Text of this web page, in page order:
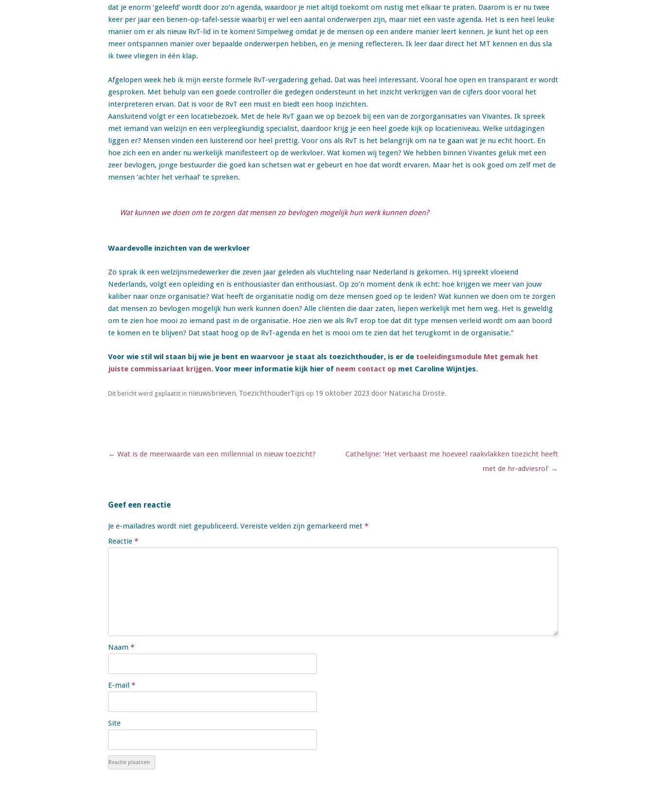
dat je enorm ‘geleefd’ wordt door zo’n agenda, waardoor je niet altijd toekomt om rustig met elkaar te praten. Daarom is er nu twee
keer per jaar een benen-op-tafel-sessie waarbij er wel een aantal onderwerpen zijn, maar niet een vaste agenda. Het is een heel leuke
manier om er als nieuw RvT-lid in te komen! Simpelweg omdat je de mensen op een andere manier leert kennen. Je kunt het op een
meer ontspannen manier over bepaalde onderwerpen hebben, en je mening reflecteren. Ik leer daar direct het MT kennen en dus sla
ik twee vliegen in één klap.
Afgelopen week heb ik mijn eerste formele RvT-vergadering gehad. Dat was heel interessant. Vooral hoe open en transparant er wordt
gesproken. Met behulp van een goede controller die gedegen ondersteunt in het inzicht verkrijgen van de cijfers door vooral het
interpreteren ervan. Dat is voor de RvT een must en biedt een hoop inzichten.
Aansluitend volgt er een locatiebezoek. Met de hele RvT gaan we op bezoek bij een van de zorgorganisaties van Vivantes. Ik spreek
met iemand van welzijn en een verpleegkundig specialist, daardoor krijg je een heel goede kijk op locatieniveau. Welke uitdagingen
liggen er? Mensen vinden een luisterend oor heel prettig. Voor ons als RvT is het belangrijk om na te gaan wat je nu echt hoort. En
hoe zich een en ander nu werkelijk manifesteert op de werkvloer. Wat komen wij tegen? We hebben binnen Vivantes geluk met een
zeer bevlogen, jonge bestuurder die goed kan schetsen wat er gebeurt en hoe dat wordt ervaren. Maar het is ook goed om zelf met de
mensen ‘achter het verhaal’ te spreken.
Wat kunnen we doen om te zorgen dat mensen zo bevlogen mogelijk hun werk kunnen doen?
Waardevolle inzichten van de werkvloer
Zo sprak ik een welzijnsmedewerker die zeven jaar geleden als vluchteling naar Nederland is gekomen. Hij spreekt vloeiend
Nederlands, volgt een opleiding en is enthousiaster dan enthousiast. Op zo’n moment denk ik echt: hoe krijgen we meer van jouw
kaliber naar onze organisatie? Wat heeft de organisatie nodig om deze mensen goed op te leiden? Wat kunnen we doen om te zorgen
dat mensen zo bevlogen mogelijk hun werk kunnen doen? Alle cliënten die daar zaten, liepen werkelijk met hem weg. Het is geweldig
om te zien hoe mooi zo iemand past in de organisatie. Hoe zien we als RvT erop toe dat dit type mensen verleid wordt om aan boord
te komen en te blijven? Dat staat hoog op de RvT-agenda en het is mooi om te zien dat het terugkomt in de organisatie.”
Voor wie stil wil staan bij wie je bent en waarvoor je staat als toezichthouder, is er de toeleidingsmodule Met gemak het
juiste commissariaat krijgen. Voor meer informatie kijk hier of neem contact op met Caroline Wijntjes.
Dit bericht werd geplaatst in nieuwsbrieven, ToezichthouderTips op 19 oktober 2023 door Natascha Droste.
Berichtnavigatie
← Wat is de meerwaarde van een millennial in nieuw toezicht?
Cathelijne: ‘Het verbaast me hoeveel raakvlakken toezicht heeft
met de hr-adviesrol’ →
Geef een reactie
Je e-mailadres wordt niet gepubliceerd. Vereiste velden zijn gemarkeerd met *
Reactie *
Naam *
E-mail *
Site